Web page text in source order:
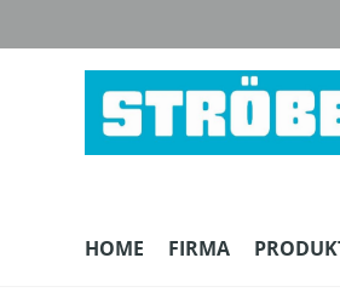
HOME FIRMA